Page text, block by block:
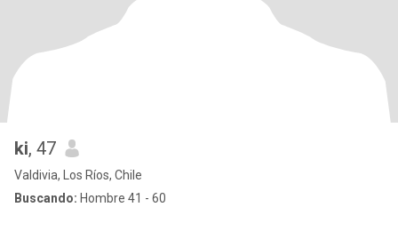
ki, 47
Valdivia, Los Ríos, Chile
Buscando: Hombre 41 - 60